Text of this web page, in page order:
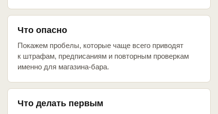
Что опасно
Покажем пробелы, которые чаще всего приводят
к штрафам, предписаниям и повторным проверкам
именно для магазина-бара.
Что делать первым